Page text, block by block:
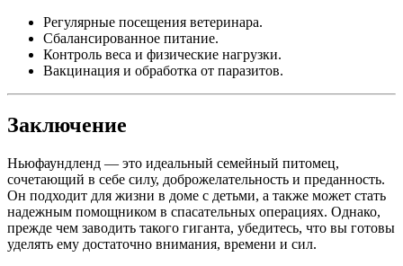
Регулярные посещения ветеринара.
Сбалансированное питание.
Контроль веса и физические нагрузки.
Вакцинация и обработка от паразитов.
Заключение
Ньюфаундленд — это идеальный семейный питомец,
сочетающий в себе силу, доброжелательность и преданность.
Он подходит для жизни в доме с детьми, а также может стать
надежным помощником в спасательных операциях. Однако,
прежде чем заводить такого гиганта, убедитесь, что вы готовы
уделять ему достаточно внимания, времени и сил.